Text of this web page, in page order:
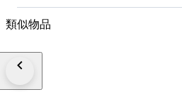
13,5 cm - Longueur des branches 12,5
rayures, non visible sur les photos et ne
類似物品